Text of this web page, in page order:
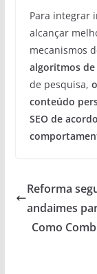
Para integrar
alcançar
mecanismos
algoritmos de
de pesquisa,
conteúdo
SEO de
Reforma
andaimes
Como